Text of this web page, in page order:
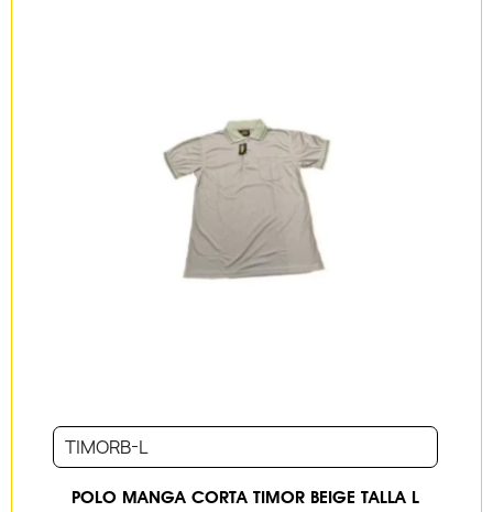
TIMORB-L
POLO MANGA CORTA TIMOR BEIGE TALLA L